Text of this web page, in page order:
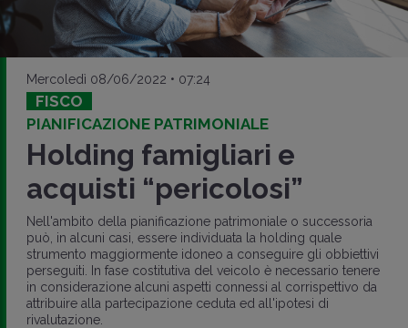
Mercoledì 08/06/2022 • 07:24
FISCO
PIANIFICAZIONE PATRIMONIALE
Holding famigliari e
acquisti “pericolosi”
Nell'ambito della pianificazione patrimoniale o successoria
può, in alcuni casi, essere individuata la holding quale
strumento maggiormente idoneo a conseguire gli obbiettivi
perseguiti. In fase costitutiva del veicolo è necessario tenere
in considerazione alcuni aspetti connessi al corrispettivo da
attribuire alla partecipazione ceduta ed all'ipotesi di
rivalutazione.